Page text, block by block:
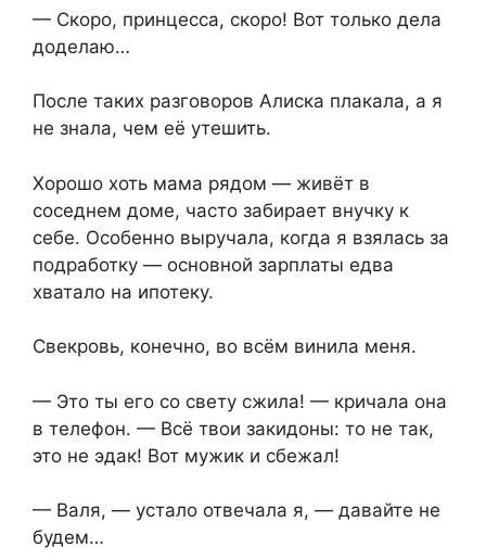
— Скоро, принцесса, скоро! Вот только дела
доделаю…
После таких разговоров Алиска плакала, а я
не знала, чем её утешить.
Хорошо хоть мама рядом — живёт в
соседнем доме, часто забирает внучку к
себе. Особенно выручала, когда я взялась за
подработку — основной зарплаты едва
хватало на ипотеку.
Свекровь, конечно, во всём винила меня.
— Это ты его со свету сжила! — кричала она
в телефон. — Всё твои закидоны: то не так,
это не эдак! Вот мужик и сбежал!
— Валя, — устало отвечала я, — давайте не
будем…